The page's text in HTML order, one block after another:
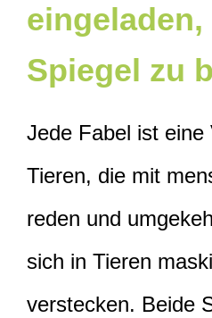
Spiegel zu
Jede Fabel ist eine
Tieren, die mit
reden und
sich in Tieren
verstecken. Beide